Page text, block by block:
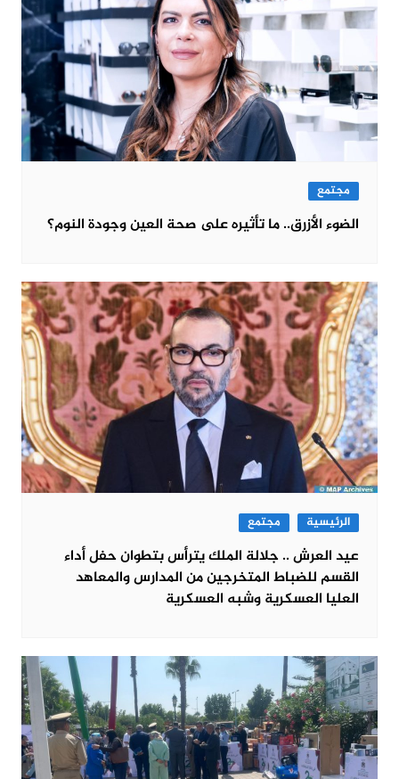
مجتمع
الضوء الأزرق.. ما تأثيره على صحة العين وجودة النوم؟
الرئيسية مجتمع
عيد العرش .. جلالة الملك يترأس بتطوان حفل أداء
القسم للضباط المتخرجين من المدارس والمعاهد
العليا العسكرية وشبه العسكرية